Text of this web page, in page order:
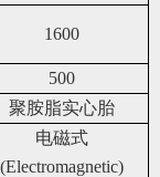
1600
500
聚胺脂实心胎
电磁式
(Electromagnetic)